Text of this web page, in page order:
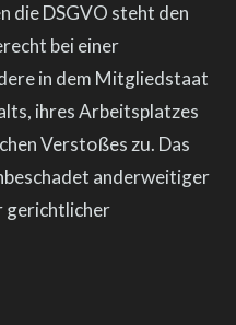
die DSGVO steht den
bei einer
in dem Mitgliedstaat
ihres Arbeitsplatzes
Verstoßes zu. Das
anderweitiger
gerichtlicher